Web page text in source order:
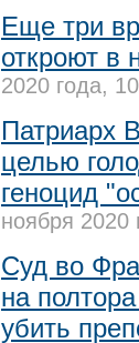
Еще три
откроют в
2020 года,
Патриарх
целью
геноцид
ноября 2020
Суд во
на
убить